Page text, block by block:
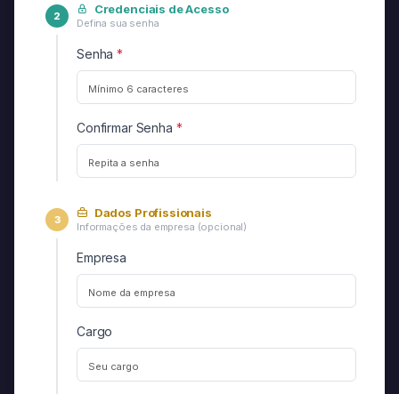
2
Credenciais de Acesso
Defina sua senha
Senha*
Confirmar Senha *
3
Dados Profissionais
Informações da empresa (opcional)
Empresa
Cargo